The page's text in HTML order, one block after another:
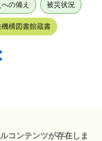
の備え 被災状況
構図書館蔵書
コンテンツが存在しま